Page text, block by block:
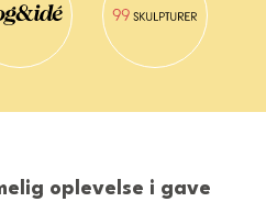
oplevelse i gave